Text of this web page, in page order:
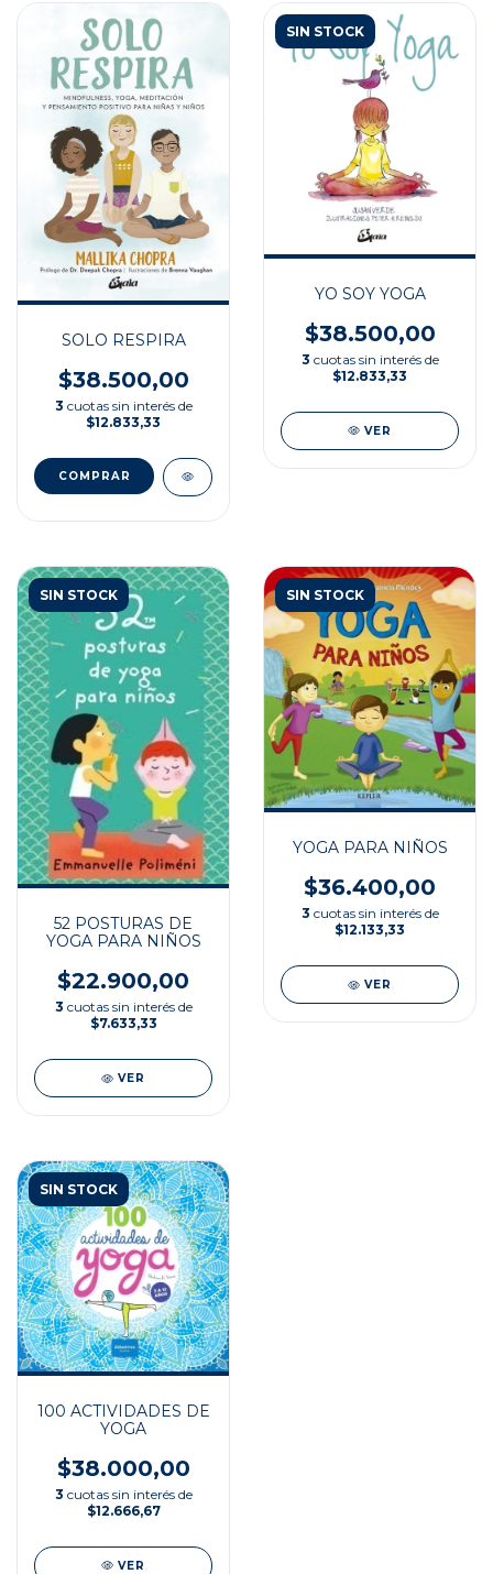
SOLO RESPIRA
$38.500,00
3 cuotas sin interés de
$12.833,33
SIN STOCK
YO SOY YOGA
$38.500,00
3 cuotas sin interés de
$12.833,33
VER
SIN STOCK
52 POSTURAS DE
YOGA PARA NIÑOS
$22.900,00
3 cuotas sin interés de
$7.633,33
VER
SIN STOCK
YOGA PARA NIÑOS
$36.400,00
3 cuotas sin interés de
$12.133,33
VER
SIN STOCK
100 ACTIVIDADES DE
YOGA
$38.000,00
3 cuotas sin interés de
$12.666,67
VER